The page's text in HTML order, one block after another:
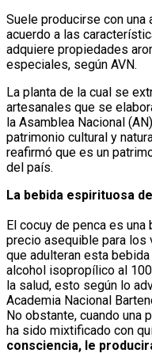
Suele producirse con una
acuerdo a las
adquiere propiedades
especiales, según AVN.
La planta de la cual se
artesanales que se
la Asamblea Nacional
patrimonio cultural y
reafirmó que es un
del país.
La bebida espirituosa
El cocuy de penca es
precio asequible para los
que adulteran esta
alcohol isopropílico al
la salud, esto según lo
Academia Nacional
No obstante, cuando una
ha sido mixtificado con
consciencia, le